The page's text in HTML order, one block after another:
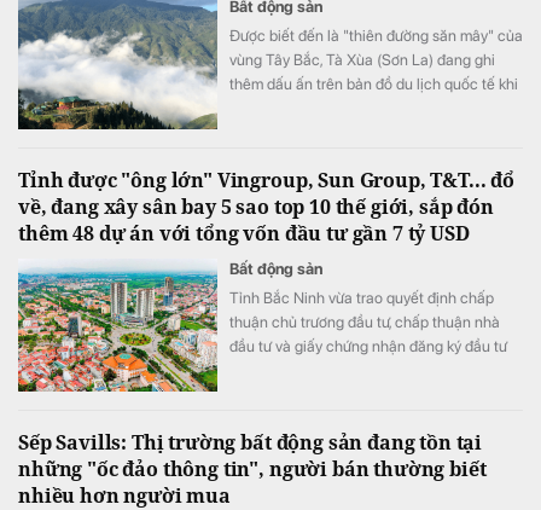
Bất động sản
Được biết đến là "thiên đường săn mây" của
vùng Tây Bắc, Tà Xùa (Sơn La) đang ghi
thêm dấu ấn trên bản đồ du lịch quốc tế khi
Tỉnh được "ông lớn" Vingroup, Sun Group, T&T... đổ
về, đang xây sân bay 5 sao top 10 thế giới, sắp đón
thêm 48 dự án với tổng vốn đầu tư gần 7 tỷ USD
Bất động sản
Tỉnh Bắc Ninh vừa trao quyết định chấp
thuận chủ trương đầu tư, chấp thuận nhà
đầu tư và giấy chứng nhận đăng ký đầu tư
Sếp Savills: Thị trường bất động sản đang tồn tại
những "ốc đảo thông tin", người bán thường biết
nhiều hơn người mua